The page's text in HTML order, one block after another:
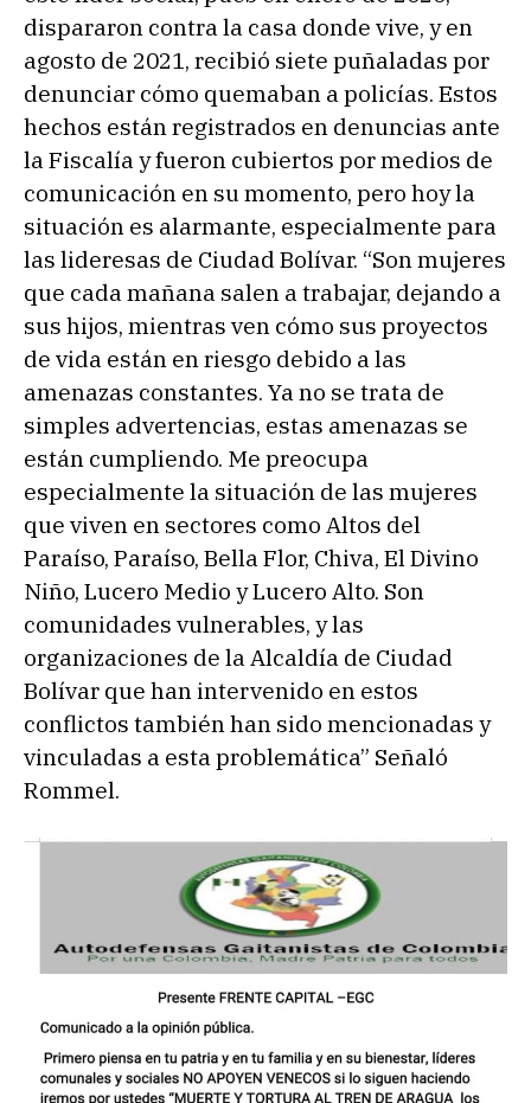
dispararon contra la casa donde vive, y en
agosto de 2021, recibió siete puñaladas por
denunciar cómo quemaban a policías. Estos
hechos están registrados en denuncias ante
la Fiscalía y fueron cubiertos por medios de
comunicación en su momento, pero hoy la
situación es alarmante, especialmente para
las lideresas de Ciudad Bolívar. “Son mujeres
que cada mañana salen a trabajar, dejando a
sus hijos, mientras ven cómo sus proyectos
de vida están en riesgo debido a las
amenazas constantes. Ya no se trata de
simples advertencias, estas amenazas se
están cumpliendo. Me preocupa
especialmente la situación de las mujeres
que viven en sectores como Altos del
Paraíso, Paraíso, Bella Flor, Chiva, El Divino
Niño, Lucero Medio y Lucero Alto. Son
comunidades vulnerables, y las
organizaciones de la Alcaldía de Ciudad
Bolívar que han intervenido en estos
conflictos también han sido mencionadas y
vinculadas a esta problemática” Señaló
Rommel.